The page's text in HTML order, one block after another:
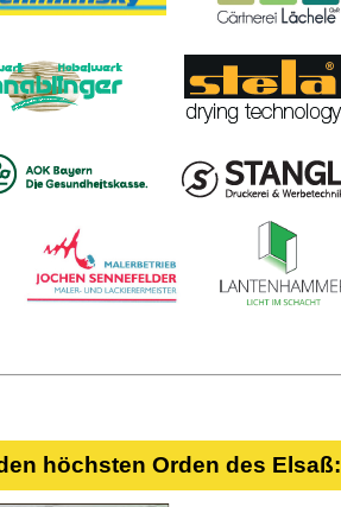
höchsten Orden des Elsaß: